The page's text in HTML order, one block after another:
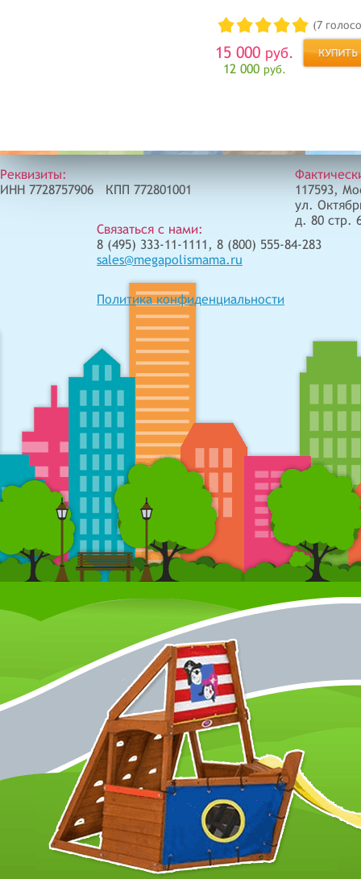
(7
15 000 руб.
12 000 руб.
Реквизиты:
ИНН 7728757906 КПП 772801001
Связаться с нами:
8 (495) 333-11-1111, 8 (800) 555-84-283
sales@megapolismama.ru
Политика конфиденциальности
117593,
ул.
д. 80 стр.